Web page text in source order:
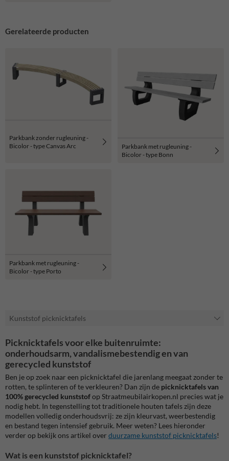
Gerelateerde producten
Parkbank zonder rugleuning -
Bicolor - type Canvas Arc
Parkbank met rugleuning -
Bicolor - type Bonn
Parkbank met rugleuning -
Bicolor - type Porto
Kunststof picknicktafels
Picknicktafels voor elke buitenruimte:
onderhoudsarm, vandalismebestendig en van
gerecycled kunststof
Ben je op zoek naar een picknicktafel die jarenlang meegaat zonder te
rotten, te splinteren of te verkleuren? Dan zijn de picknicktafels van
100% gerecycled kunststofop Straatmeubilairkopen.nl precies wat je
nodig hebt. In tegenstelling tot traditionele houten tafels zijn deze
modellen volledig onderhoudsvrij: ze zijn kleurvast, weerbestendig
en bestand tegen intensief gebruik. Meer weten? Lees hieronder
verder op bekijk ons artikel over duurzame kunststof picknicktafels!
Wat is een kunststof picknicktafel?